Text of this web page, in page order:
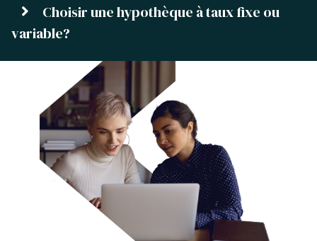
Choisir une hypothèque à taux fixe ou
variable?